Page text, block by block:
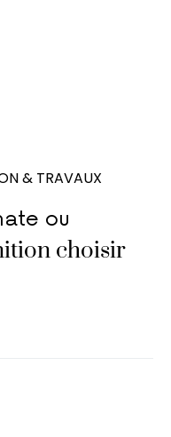
& TRAVAUX
ou
choisir